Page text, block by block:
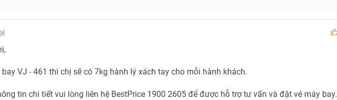
VJ - 461 thì chị sẽ có 7kg hành lý xách tay cho mỗi hành khách.
tin chi tiết vui lòng liên hệ BestPrice 1900 2605 để được hỗ trợ tư vấn và đặt vé máy bay.